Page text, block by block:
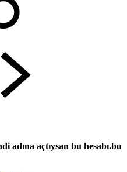
adına açtıysan bu hesabı.bu